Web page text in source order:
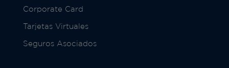
Corporate Card
Tarjetas Virtuales
Seguros Asociados